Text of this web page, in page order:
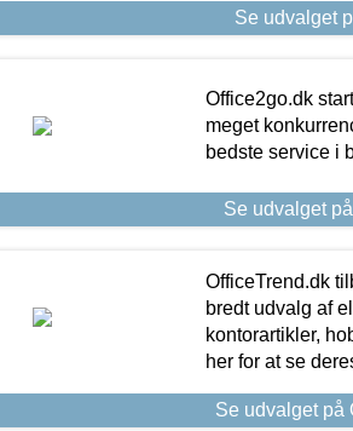
Se udvalget
Office2go.dk
meget
bedste service i
Se udvalget
OfficeTrend.dk
bredt udvalg af
kontorartikler,
her for at se
Se udvalget på